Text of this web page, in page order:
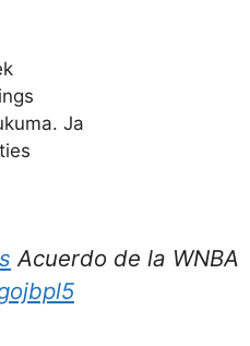
Ja
Acuerdo de la WNBA